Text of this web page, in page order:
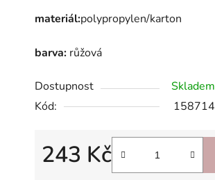
hvězdiček.
materiál:polypropylen/karton
barva: růžová
Dostupnost Skladem
Kód:
158714
243 Kč